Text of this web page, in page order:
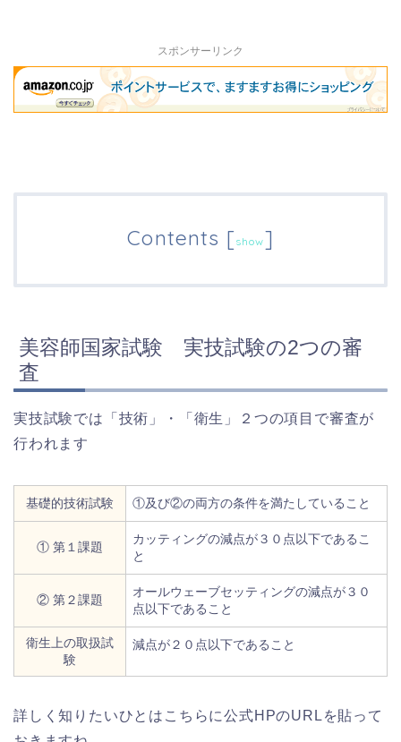
スポンサーリンク
Contents [show]
美容師国家試験 実技試験の2つの審
査
実技試験では「技術」・「衛生」２つの項目で審査が
行われます
基礎的技術試験 ①及び②の両方の条件を満たしていること
① 第１課題
カッティングの減点が３０点以下であるこ
と
② 第２課題
オールウェーブセッティングの減点が３０
点以下であること
衛生上の取扱試
験
減点が２０点以下であること
詳しく知りたいひとはこちらに公式HPのURLを貼って